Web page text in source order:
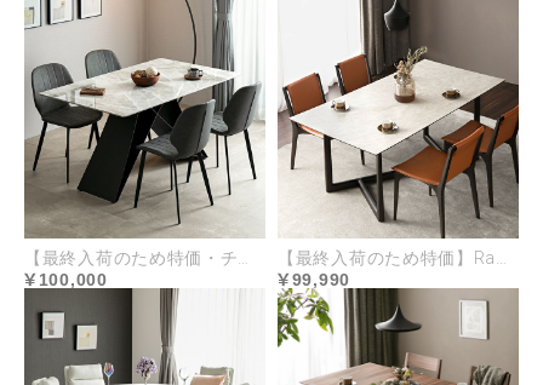
伸縮部分を使用しない時に天板を固定
できるストッパー付き。ワンタッチで
固定解除でき、スマートな使い心地で
す。脚裏にはがたつき調整可能なアジャ
スターを備えています。
天板ストッパー テーブル脚先端
100,000
99,990